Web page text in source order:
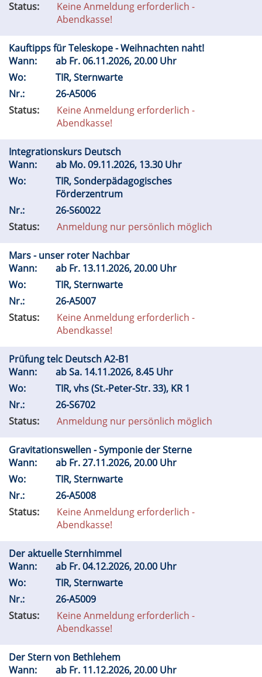
Status:
Keine Anmeldung erforderlich -
Abendkasse!
Kauftipps für Teleskope - Weihnachten naht!
Wann:
ab Fr.06.11.2026, 20.00 Uhr
Wo:
TIR, Sternwarte
Nr.:
26-A5006
Status:
Keine Anmeldung erforderlich -
Abendkasse!
Integrationskurs Deutsch
Wann:
ab Mo.09.11.2026, 13.30 Uhr
Wo:
TIR, Sonderpädagogisches
Förderzentrum
Nr.:
26-S60022
Status:
Anmeldung nur persönlich möglich
Mars - unser roter Nachbar
Wann:
ab Fr. 13.11.2026, 20.00 Uhr
Wo:
TIR, Sternwarte
Nr.:
26-A5007
Status:
Keine Anmeldung erforderlich -
Abendkasse!
Prüfung telc Deutsch A2-B1
Wann:
abSa. 14.11.2026, 8.45 Uhr
Wo:
TIR, vhs (St.-Peter-Str. 33), KR 1
Nr.:
26-S6702
Status:
Anmeldung nur persönlich möglich
Gravitationswellen - Symponie der Sterne
Wann:
ab Fr.27.11.2026, 20.00 Uhr
Wo:
TIR, Sternwarte
Nr.:
26-A5008
Status:
Keine Anmeldung erforderlich -
Abendkasse!
Der aktuelle Sternhimmel
Wann:
ab Fr.04.12.2026, 20.00 Uhr
Wo:
TIR, Sternwarte
Nr.:
26-A5009
Status:
Keine Anmeldung erforderlich -
Abendkasse!
Der Stern von Bethlehem
Wann:
ab Fr. 11.12.2026, 20.00 Uhr